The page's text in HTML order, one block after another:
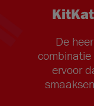
KitKat
De
ervoor